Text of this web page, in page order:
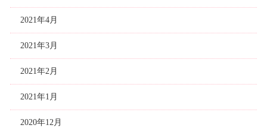
2021年4月
2021年3月
2021年2月
2021年1月
2020年12月